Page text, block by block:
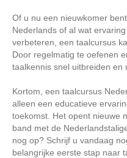
Of u nu een nieuwkomer
Nederlands of al wat
verbeteren, een taalcursus
Door regelmatig te oefenen
taalkennis snel uitbreiden en
Kortom, een taalcursus
alleen een educatieve
toekomst. Het opent nieuwe
band met de
nog op? Schrijf u vandaag
belangrijke eerste stap naar